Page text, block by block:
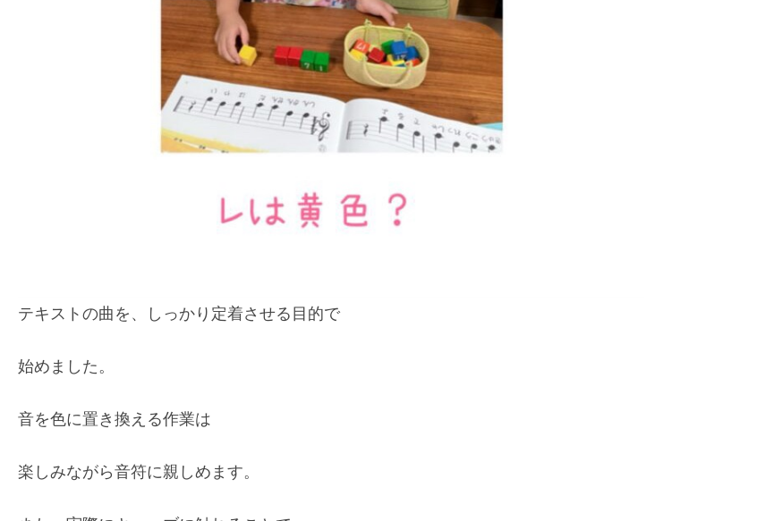
テキストの曲を、しっかり定着させる目的で
始めました。
音を色に置き換える作業は
楽しみながら音符に親しめます。